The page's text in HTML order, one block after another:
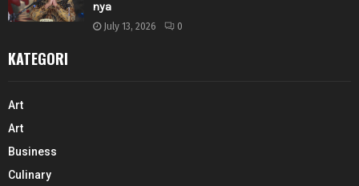
nya
July 13, 2026 0
KATEGORI
Art
Art
Business
Culinary